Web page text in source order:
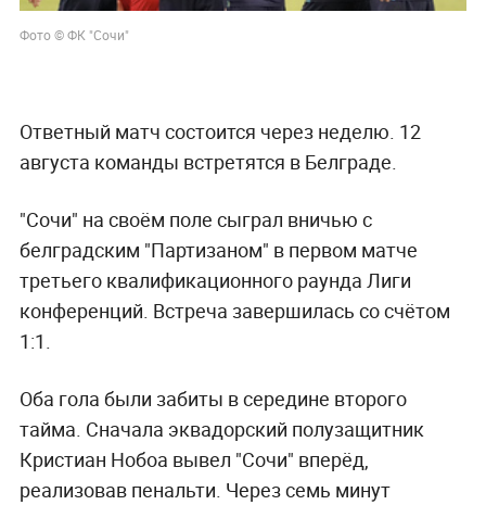
Фото © ФК "Сочи"
Ответный матч состоится через неделю. 12
августа команды встретятся в Белграде.
"Сочи" на своём поле сыграл вничью с
белградским "Партизаном" в первом матче
третьего квалификационного раунда Лиги
конференций. Встреча завершилась со счётом
1:1.
Оба гола были забиты в середине второго
тайма. Сначала эквадорский полузащитник
Кристиан Нобоа вывел "Сочи" вперёд,
реализовав пенальти. Через семь минут